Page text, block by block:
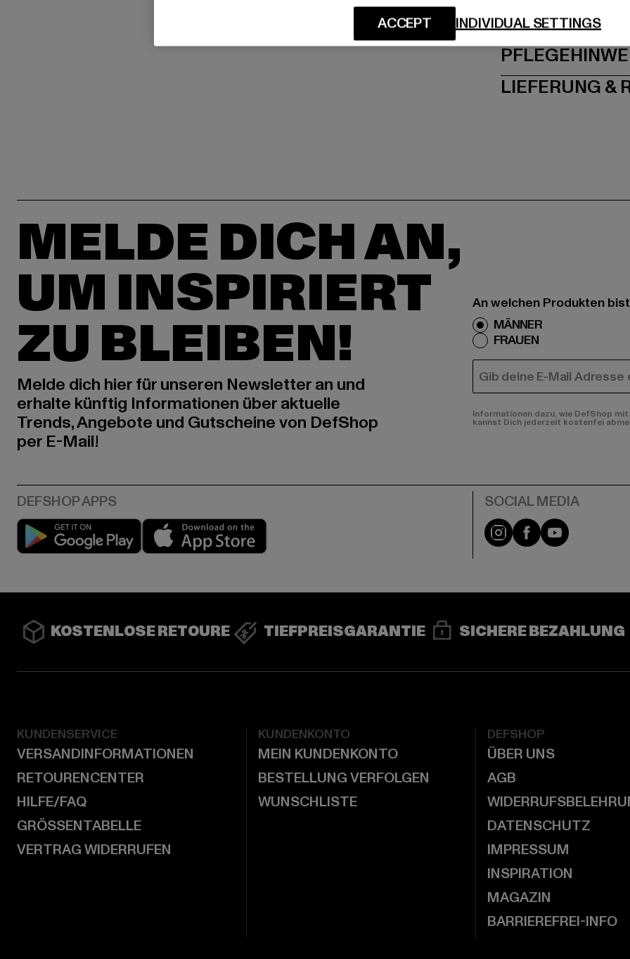
GRÖSSE
LIEFERUNG &
MELDE DICH AN,
UM INSPIRIERT
ZU BLEIBEN!
Melde dich hier für unseren Newsletter an und
erhalte künftig Informationen über aktuelle
Trends, Angebote und Gutscheine von DefShop
per E-Mail!
An welchen Produkten
MÄNNER
FRAUEN
E-MAIL
Informationen dazu, wie DefShop
kannst Dich jederzeit kostenfei
Play market Instagram
FacebookYouTube
KOSTENLOSE RETOURE TIEFPREISGARANTIE SICHERE BEZAHLUNG
KUNDENSERVICE
VERSANDINFORMATIONEN
RETOURENCENTER
HILFE/FAQ
GRÖSSENTABELLE
VERTRAG WIDERRUFEN
KUNDENKONTO
MEIN KUNDENKONTO
BESTELLUNG VERFOLGEN
WUNSCHLISTE
DEFSHOP
ÜBER UNS
AGB
DATENSCHUTZ
IMPRESSUM
INSPIRATION
MAGAZIN
BARRIEREFREI-INFO
INDIVIDUAL SETTINGS
ACCEPT